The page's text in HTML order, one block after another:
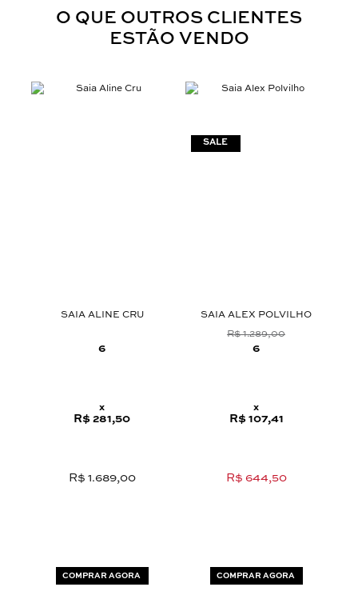
O QUE OUTROS CLIENTES
ESTÃO VENDO
SAIA ALINE CRU
6
x
R$ 281,50
R$ 1.689,00
COMPRAR AGORA
SAIA ALEX POLVILHO
R$ 1.289,00
6
x
R$ 107,41
R$ 644,50
COMPRAR AGORA